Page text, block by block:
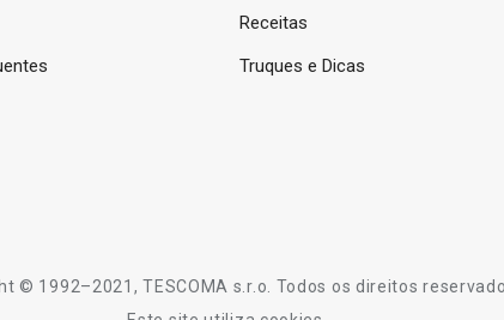
Receitas
Truques e Dicas
© 1992–2021, TESCOMA s.r.o. Todos os direitos